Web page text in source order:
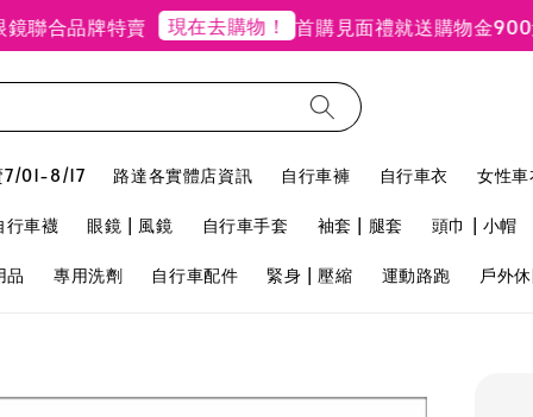
合品牌特賣 現在去購物！ 首購見面禮就送購物金900元!
7/01-8/17 路達各實體店資訊 自行車褲 自行車衣 女性車
行車襪 眼鏡 | 風鏡 自行車手套 袖套 | 腿套 頭巾 | 小帽
品 專用洗劑 自行車配件 緊身 | 壓縮 運動路跑 戶外